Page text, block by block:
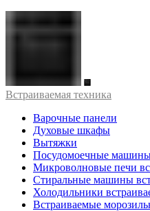
Встраиваемая техника
Варочные панели
Духовые шкафы
Вытяжки
Посудомоечные
Микроволновые печи
Стиральные машины
Холодильники
Встраиваемые